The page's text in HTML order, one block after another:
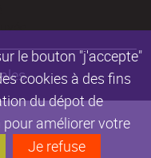
le bouton "j'accepte"
cookies à des fins
du dépot de
améliorer votre
Je refuse